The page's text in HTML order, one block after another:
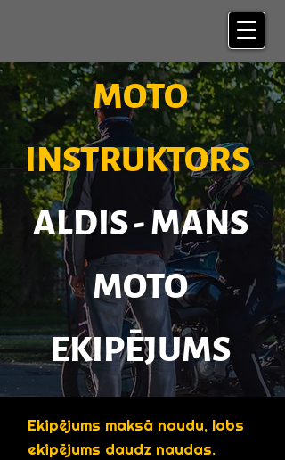
MOTO
INSTRUKTORS
ALDIS - MANS
MOTO
EKIPĒJUMS
Ekipējums maksā naudu, labs
ekipējums daudz naudas.